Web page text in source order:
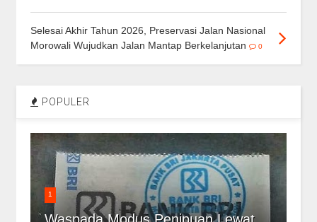
Selesai Akhir Tahun 2026, Preservasi Jalan Nasional
Morowali Wujudkan Jalan Mantap Berkelanjutan
0
POPULER
1
Waspada Modus Penipuan Lewat